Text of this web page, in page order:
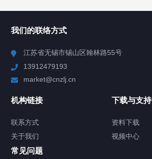
Chiller高精度制冷循环器
TCU温度控制单元
我们的联络方式
江苏省无锡市锡山区翰林路55号
13912479193
market@cnzlj.cn
机构链接
联系方式
关于我们
下载与支持
资料下载
视频中心
常见问题